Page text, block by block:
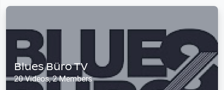
Blues Büro TV
20 Videos, 2 Members